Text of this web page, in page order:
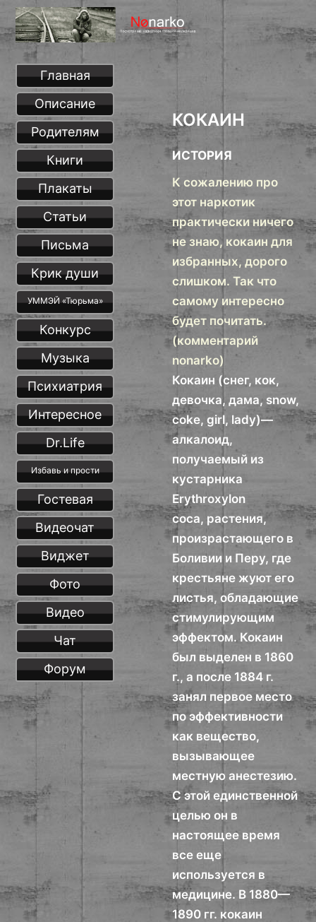
КОКАИН
ИСТОРИЯ
К сожалению про
этот наркотик
практически ничего
не знаю, кокаин для
избранных, дорого
слишком. Так что
самому интересно
будет почитать.
(комментарий
nonarko)
Кокаин (снег, кок,
девочка, дама, snow,
coke, girl, lady)—
алкалоид,
получаемый из
кустарника
Erythroxylon
coca, растения,
произрастающего в
Боливии и Перу, где
крестьяне жуют его
листья, обладающие
стимулирующим
эффектом. Кокаин
был выделен в 1860
г., а после 1884 г.
занял первое место
по эффективности
как вещество,
вызывающее
местную анестезию.
С этой единственной
целью он в
настоящее время
все еще
используется в
медицине. В 1880—
1890 гг. кокаин
Главная
Описание
Родителям
Книги
Плакаты
Статьи
Письма
Крик души
УММЭЙ «Тюрьма»
Конкурс
Музыка
Психиатрия
Интересное
Dr.Life
Избавь и прости
Гостевая
Видеочат
Виджет
Фото
Видео
Чат
Форум